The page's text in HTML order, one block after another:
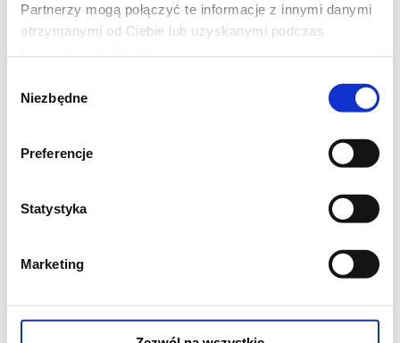
Partnerzy mogą połączyć te informacje z innymi danymi
otrzymanymi od Ciebie lub uzyskanymi podczas
zgody
Niezbędne
Preferencje
Statystyka
Marketing